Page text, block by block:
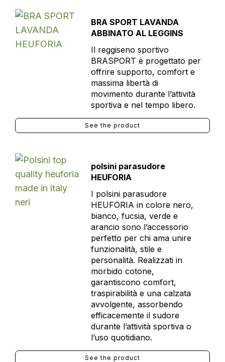
BRA SPORT LAVANDA
ABBINATO AL LEGGINS
Il reggiseno sportivo
BRASPORT è progettato per
offrire supporto, comfort e
massima libertà di
movimento durante l’attività
sportiva e nel tempo libero.
See the product
polsini parasudore
HEUFORIA
I polsini parasudore
HEUFORIA in colore nero,
bianco, fucsia, verde e
arancio sono l’accessorio
perfetto per chi ama unire
funzionalità, stile e
personalità. Realizzati in
morbido cotone,
garantiscono comfort,
traspirabilità e una calzata
avvolgente, assorbendo
efficacemente il sudore
durante l’attività sportiva o
l’uso quotidiano.
See the product